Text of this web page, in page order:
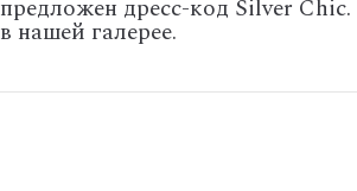
предложен дресс-код Silver
в нашей галерее.